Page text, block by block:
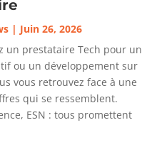
| Juin 26, 2026
un prestataire Tech pour un
ou un développement sur
vous retrouvez face à une
qui se ressemblent.
ESN : tous promettent